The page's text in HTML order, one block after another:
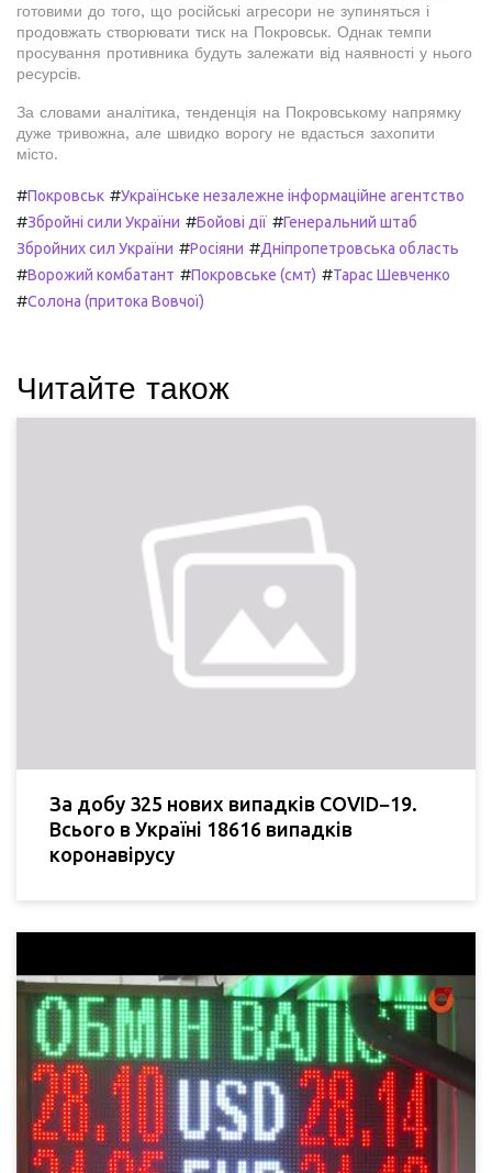
готовими до того, що російські агресори не зупиняться і
продовжать створювати тиск на Покровськ. Однак темпи
просування противника будуть залежати від наявності у нього
ресурсів.
За словами аналітика, тенденція на Покровському напрямку
дуже тривожна, але швидко ворогу не вдасться захопити
місто.
#Покровськ #Українське незалежне інформаційне агентство
#Збройні сили України #Бойові дії #Генеральний штаб
Збройних сил України #Росіяни #Дніпропетровська область
#Ворожий комбатант #Покровське (смт) #Тарас Шевченко
#Солона (притока Вовчої)
Читайте також
За добу 325 нових випадків COVID−19.
Всього в Україні 18616 випадків
коронавірусу